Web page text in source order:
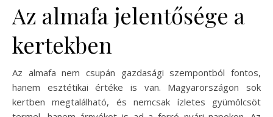
Az almafa jelentősége a
kertekben
Az almafa nem csupán gazdasági szempontból fontos,
hanem esztétikai értéke is van. Magyarországon sok
kertben megtalálható, és nemcsak ízletes gyümölcsöt